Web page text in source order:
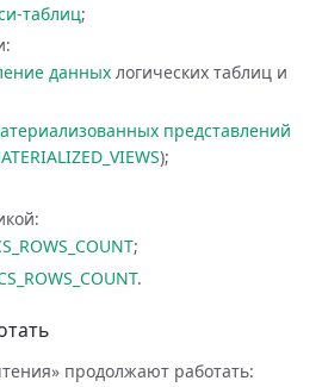
таблиц;
данных логических таблиц и
представлений
);
;
.
продолжают работать: